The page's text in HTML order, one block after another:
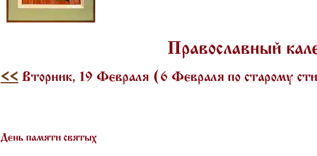
Православный
<< Вторник, 19 Февраля (6 Февраля по старому
День памяти святых